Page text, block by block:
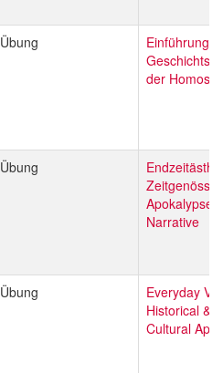
Übung
Einführung
der
Übung
Narrative
Übung
Everyday
Historical &
Cultural